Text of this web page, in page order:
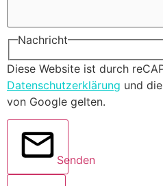
Nachricht
Diese Website ist durch
Datenschutzerklärung und die
von Google gelten.
Senden